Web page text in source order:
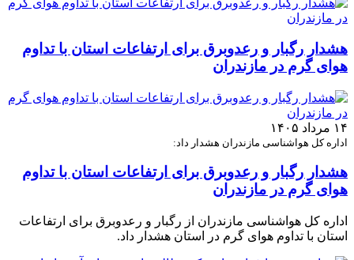
هشدار رگبار و رعدوبرق برای ارتفاعات استان با تداوم
هوای گرم در مازندران
۱۴ مرداد ۱۴۰۵
اداره کل هواشناسی مازندران هشدار داد:
هشدار رگبار و رعدوبرق برای ارتفاعات استان با تداوم
هوای گرم در مازندران
اداره کل هواشناسی مازندران از رگبار و رعدوبرق برای ارتفاعات
استان با تداوم هوای گرم در استان هشدار داد.